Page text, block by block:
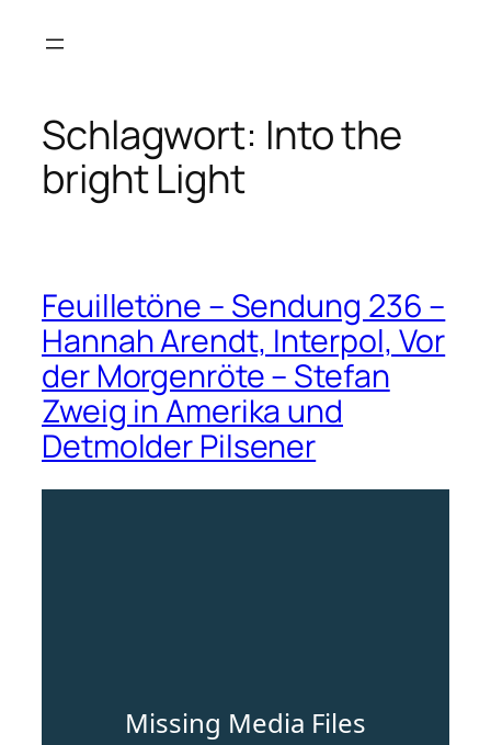
Inhalt
Schlagwort: Into the
bright Light
Feuilletöne – Sendung 236 –
Hannah Arendt, Interpol, Vor
der Morgenröte – Stefan
Zweig in Amerika und
Detmolder Pilsener